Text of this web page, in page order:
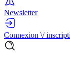
Newsletter
Connexion \/